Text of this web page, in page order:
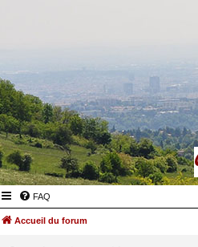
FAQ
Accueil du forum